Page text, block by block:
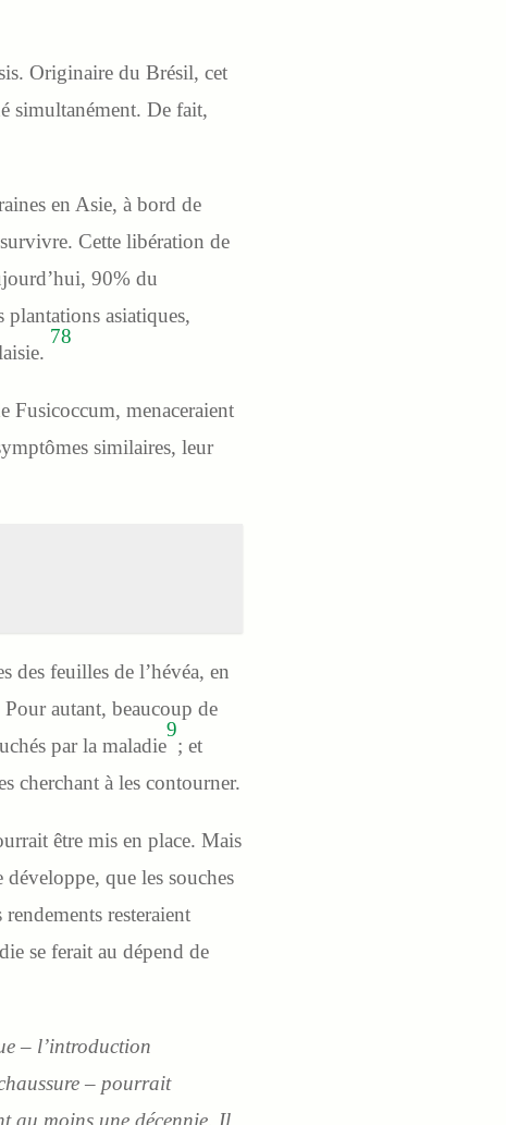
Originaire du Brésil, cet
simultanément. De fait,
en Asie, à bord de
Cette libération de
90% du
asiatiques,
78
Fusicoccum, menaceraient
similaires, leur
des feuilles de l’hévéa, en
autant, beaucoup de
par la maladie
9
; et
cherchant à les contourner.
être mis en place. Mais
que les souches
resteraient
se ferait au dépend de
– l’introduction
– pourrait
au moins une décennie. Il